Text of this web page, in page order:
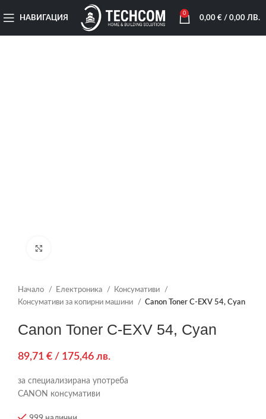
НАВИГАЦИЯ
0
0,00 €/ 0,00 ЛВ.
Начало Електроника
Консумативи
Консумативи за копирни машини
Canon Toner C-EXV 54, Cyan
Canon Toner C-EXV 54, Cyan
89,71 € / 175,46 лв.
за специализирана употреба
CANON консумативи